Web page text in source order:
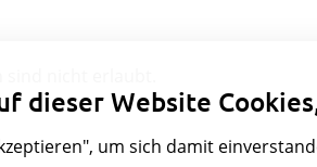
dieser Website
um sich damit